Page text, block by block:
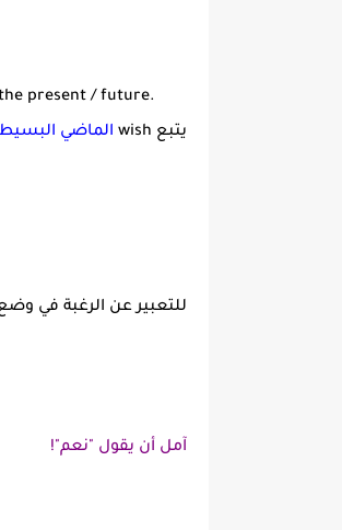
present / future.
يتبع wish
الماضي
للتعبير عن الرغبة في
آمل أن يقول "نعم"!